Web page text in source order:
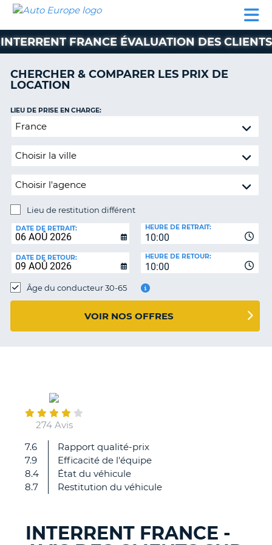
LOCATION
VOITURE
CAMPING-
CAR
CLIENT
AUTO
EUROPE
LOCATION
VOITURE
CAMPING-
CAR
PARTENAIRES
SUPPORT
CLIENT
COMPTE
MA
INTERRENT FRANCE ÉVALUATION DES CLIENTS
CHERCHER & COMPARER LES PRIX DE
LOCATION
Lieu
restitution
LIEU DE PRISE EN CHARGE:
Lieu de restitution différent
DE
RESTITUTION:
DATE DE RETRAIT:
10:00
HEURE DE RETRAIT:
DATE DE RETOUR:
10:00
HEURE DE RETOUR:
Âge du conducteur 30-65
VOIR NOS OFFRES
274 Avis
7.6
7.9
8.4
8.7
Rapport qualité-prix
Efficacité de l'équipe
État du véhicule
Restitution du véhicule
véhicule
pas
toujours
INTERRENT FRANCE -